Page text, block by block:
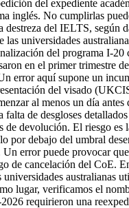
del expediente
inglés. No cumplirlas
del IELTS,
universidades
del programa I-
en el primer trimestre
error aquí supone un
del visado
al menos un día
de desgloses
devolución. El riesgo es
por debajo del umbral
error puede provocar
de cancelación del CoE.
lugar, verificamos el
requirieron una